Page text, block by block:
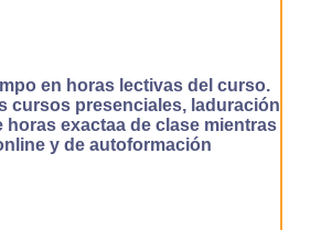
en horas lectivas del curso.
presenciales, laduración
horas exactaa de clase mientras
y de autoformación